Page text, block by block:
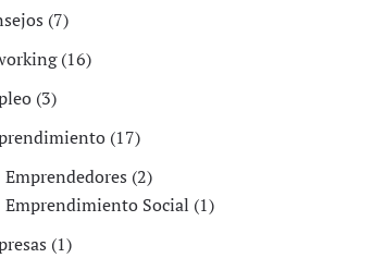
(7)
(16)
(3)
(17)
Emprendedores (2)
Emprendimiento Social (1)
(1)